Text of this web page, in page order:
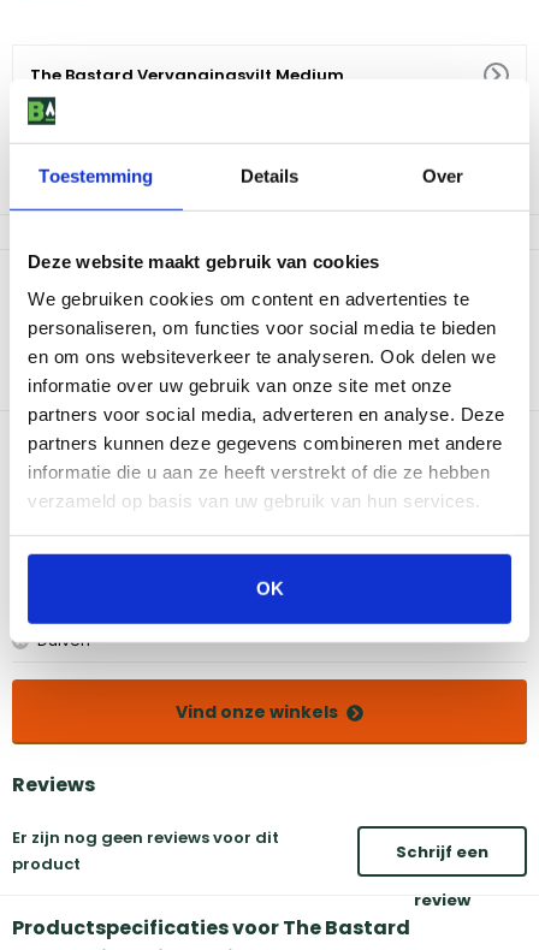
Toestemming Details Over
Deze website maakt gebruik van cookies
We gebruiken cookies om content en advertenties te
personaliseren, om functies voor social media te bieden
en om ons websiteverkeer te analyseren. Ook delen we
informatie over uw gebruik van onze site met onze
partners voor social media, adverteren en analyse. Deze
partners kunnen deze gegevens combineren met andere
informatie die u aan ze heeft verstrekt of die ze hebben
verzameld op basis van uw gebruik van hun services.
OK
The Bastard Vervangingsvilt Medium
30,95
Niet op voorraad
High performance zelfklevend, Nomex/Kevlar vervangingsvilt
voor The Bastard. Eenvoudig zelf te vervangen wanneer het vilt
van jouw kamado versleten is. De lengte is voldoende voor
onderkant, bovenkant Kamado en schoorsteen te vernieuwen.
Bekijk dit product in onze winkels
Amsterdam
Breda
Duiven
Eindhoven
Groningen
Vind onze winkels
Reviews
Er zijn nog geen reviews voor dit
product
Schrijf een
review
Productspecificaties voor The Bastard